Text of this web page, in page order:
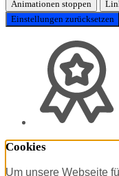
Animationen stoppen
Einstellungen zurücksetzen
Cookies
Um unsere Webseite